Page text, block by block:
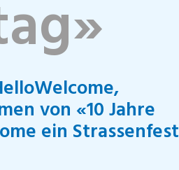
von «10 Jahre
ein Strassenfest